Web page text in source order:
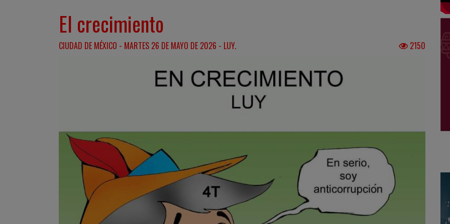
El crecimiento
CIUDAD DE MÉXICO - MARTES 26 DE MAYO DE 2026 - LUY. 2150